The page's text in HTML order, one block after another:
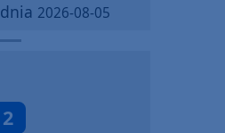
kamienny
2026-08-05
2